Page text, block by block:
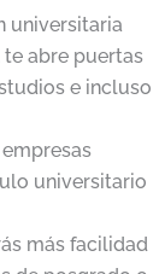
universitaria
abre puertas
e incluso
universitario
más facilidad